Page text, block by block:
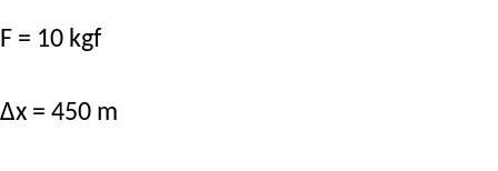
F = 10 kgf
Δx = 450 m